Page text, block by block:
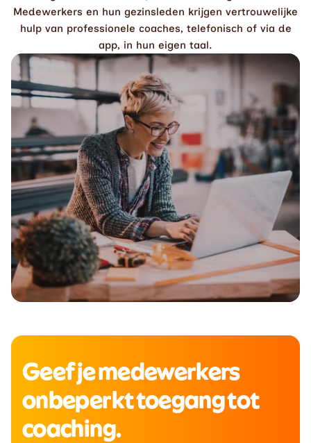
Medewerkers en hun gezinsleden krijgen vertrouwelijke
hulp van professionele coaches, telefonisch of via de
app, in hun eigen taal.
Geef je medewerkers
onbeperkt toegang tot
coaching.